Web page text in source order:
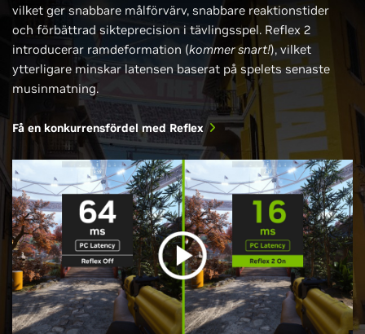
vilket ger snabbare målförvärv, snabbare reaktionstider
och förbättrad sikteprecision i tävlingsspel. Reflex 2
introducerar ramdeformation (kommer snart!), vilket
ytterligare minskar latensen baserat på spelets senaste
musinmatning.
Få en konkurrensfördel med Reflex